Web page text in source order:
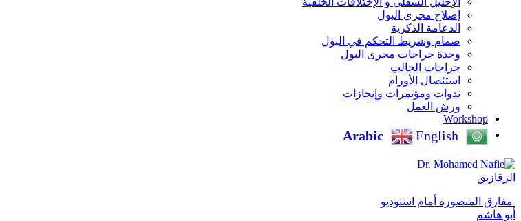
إصلاح مجرى البول
الدعامة الذكرية
صمام وشريط التحكم في البول
وحدة جراحات مجرى البول
جراحات الحالب
استئصال الأورام
ندوات ومؤتمرات وإنجازات
ورش العمل
Workshop
Arabic English
الزقازيق
‏ مفارق المنصورة أمام استوديو
أبو هاشم